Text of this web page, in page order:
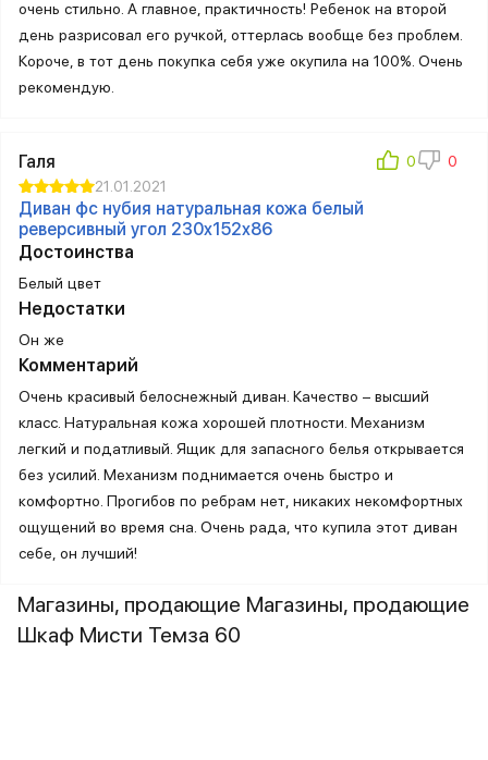
очень стильно. А главное, практичность! Ребенок на второй
день разрисовал его ручкой, оттерлась вообще без проблем.
Короче, в тот день покупка себя уже окупила на 100%. Очень
рекомендую.
Галя
21.01.2021
Диван фс нубия натуральная кожа белый
реверсивный угол 230x152x86
Достоинства
Белый цвет
Недостатки
Он же
Комментарий
Очень красивый белоснежный диван. Качество – высший
класс. Натуральная кожа хорошей плотности. Механизм
легкий и податливый. Ящик для запасного белья открывается
без усилий. Механизм поднимается очень быстро и
комфортно. Прогибов по ребрам нет, никаких некомфортных
ощущений во время сна. Очень рада, что купила этот диван
себе, он лучший!
Магазины, продающие Магазины, продающие
Шкаф Мисти Темза 60